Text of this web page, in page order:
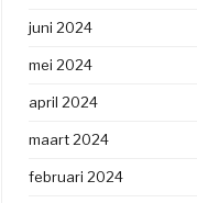
juni 2024
mei 2024
april 2024
maart 2024
februari 2024